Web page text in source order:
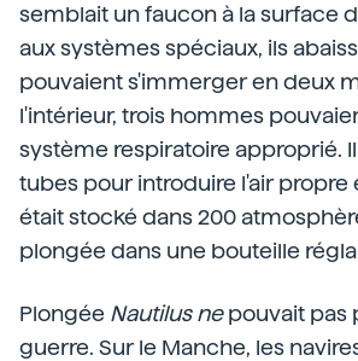
semblait un faucon à la surface
aux systèmes spéciaux, ils
pouvaient s'immerger en deux
l'intérieur, trois hommes
système respiratoire approprié.
tubes pour introduire l'air propre
était stocké dans 200
plongée dans une bouteille
Plongée Nautilus nepouvait pas
guerre. Sur le Manche, les